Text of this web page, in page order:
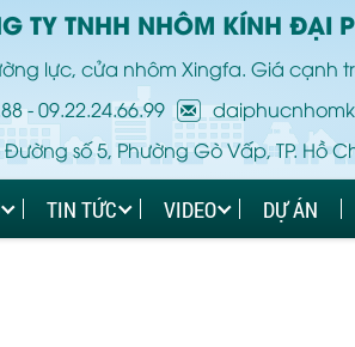
TY TNHH NHÔM KÍNH ĐẠI
lực, cửa nhôm Xingfa. Giá cạnh
-09.22.24.66.99
số 5, Phường Gò Vấp, TP. Hồ
TIN TỨC VIDEO DỰ ÁN